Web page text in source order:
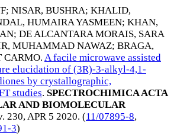
; NISAR, BUSHRA; KHALID,
HUMAIRA YASMEEN; KHAN,
; DE ALCANTARA MORAIS, SARA
MUHAMMAD NAWAZ; BRAGA,
CARMO. A facile microwave assisted
elucidation of (3R)-3-alkyl-4,1-
by crystallographic,
studies. SPECTROCHIMICA ACTA
AND BIOMOLECULAR
230,APR 5 2020. (11/07895-8,
3)